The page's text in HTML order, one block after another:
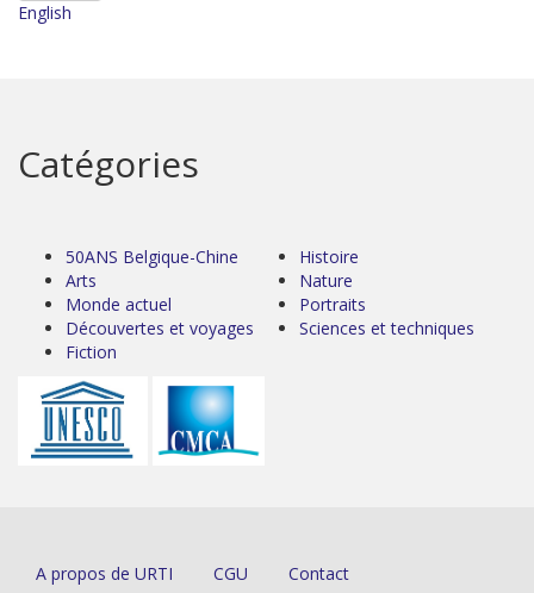
English
Catégories
50ANS Belgique-Chine
Arts
Monde actuel
Découvertes et voyages
Fiction
Histoire
Nature
Portraits
Sciences et techniques
A propos de URTI CGU Contact